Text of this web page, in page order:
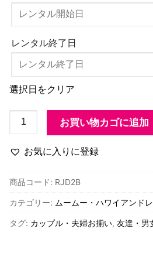
レンタル終了日
選択日をクリア
RJD2B
バ
ン
柄
ハ
ワ
お買い物カゴに追加
お気に入りに登録
商品コード: RJD2B
カテゴリー: ムームー・ハワイアンド
タグ: カップル・夫婦お揃い, 友達・男